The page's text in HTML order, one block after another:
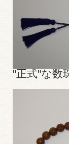
"正式"な数